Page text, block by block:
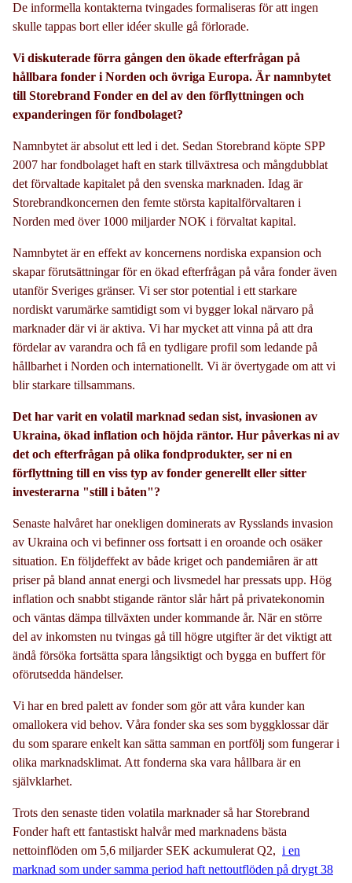
De informella kontakterna tvingades formaliseras för att ingen
skulle tappas bort eller idéer skulle gå förlorade.
Vi diskuterade förra gången den ökade efterfrågan på
hållbara fonder i Norden och övriga Europa. Är namnbytet
till Storebrand Fonder en del av den förflyttningen och
expanderingen för fondbolaget?
Namnbytet är absolut ett led i det. Sedan Storebrand köpte SPP
2007 har fondbolaget haft en stark tillväxtresa och mångdubblat
det förvaltade kapitalet på den svenska marknaden. Idag är
Storebrandkoncernen den femte största kapitalförvaltaren i
Norden med över 1000 miljarder NOK i förvaltat kapital.
Namnbytet är en effekt av koncernens nordiska expansion och
skapar förutsättningar för en ökad efterfrågan på våra fonder även
utanför Sveriges gränser. Vi ser stor potential i ett starkare
nordiskt varumärke samtidigt som vi bygger lokal närvaro på
marknader där vi är aktiva. Vi har mycket att vinna på att dra
fördelar av varandra och få en tydligare profil som ledande på
hållbarhet i Norden och internationellt. Vi är övertygade om att vi
blir starkare tillsammans.
Det har varit en volatil marknad sedan sist, invasionen av
Ukraina, ökad inflation och höjda räntor. Hur påverkas ni av
det och efterfrågan på olika fondprodukter, ser ni en
förflyttning till en viss typ av fonder generellt eller sitter
investerarna "still i båten"?
Senaste halvåret har onekligen dominerats av Rysslands invasion
av Ukraina och vi befinner oss fortsatt i en oroande och osäker
situation. En följdeffekt av både kriget och pandemiåren är att
priser på bland annat energi och livsmedel har pressats upp. Hög
inflation och snabbt stigande räntor slår hårt på privatekonomin
och väntas dämpa tillväxten under kommande år. När en större
del av inkomsten nu tvingas gå till högre utgifter är det viktigt att
ändå försöka fortsätta spara långsiktigt och bygga en buffert för
oförutsedda händelser.
Vi har en bred palett av fonder som gör att våra kunder kan
omallokera vid behov. Våra fonder ska ses som byggklossar där
du som sparare enkelt kan sätta samman en portfölj som fungerar i
olika marknadsklimat. Att fonderna ska vara hållbara är en
självklarhet.
Trots den senaste tiden volatila marknader så har Storebrand
Fonder haft ett fantastiskt halvår med marknadens bästa
nettoinflöden om 5,6 miljarder SEK ackumulerat Q2, i en
marknad som under samma period haft nettoutflöden på drygt 38